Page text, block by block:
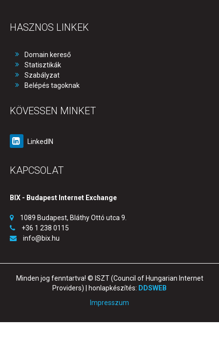
HASZNOS LINKEK
Domain kereső
Statisztikák
Szabályzat
Belépés tagoknak
KÖVESSEN MINKET
LinkedIN
KAPCSOLAT
BIX - Budapest Internet Exchange
1089 Budapest, Bláthy Ottó utca 9.
+36 1 238 0115
info@bix.hu
Minden jog fenntartva! © ISZT (Council of Hungarian Internet
Providers) | honlapkészítés: DDSWEB
Impresszum